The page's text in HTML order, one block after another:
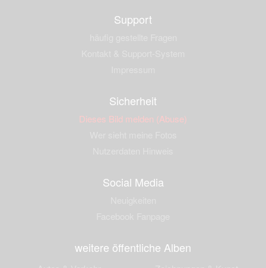
Support
Sicherheit
Dieses Bild melden (Abuse)
Social Media
weitere öffentliche Alben